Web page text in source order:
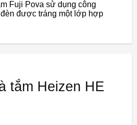
Fuji Pova sử dụng công
được tráng một lớp hợp
tắm Heizen HE